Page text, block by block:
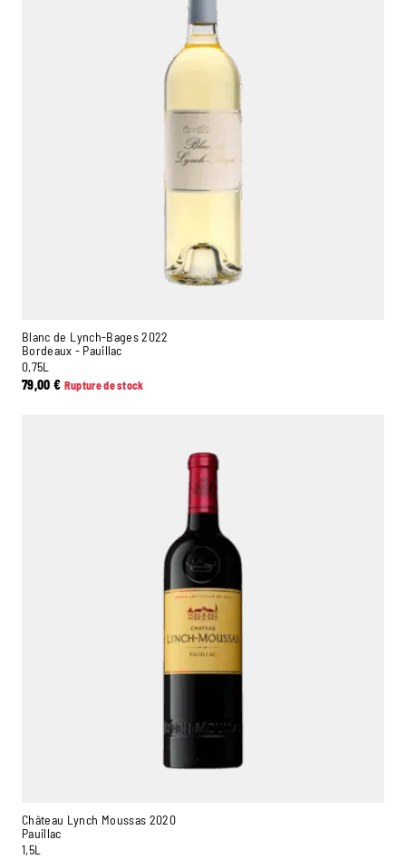
Blanc de Lynch-Bages 2022
Bordeaux - Pauillac
0,75L
79,00€ Rupture de stock
Château Lynch Moussas 2020
Pauillac
1,5L